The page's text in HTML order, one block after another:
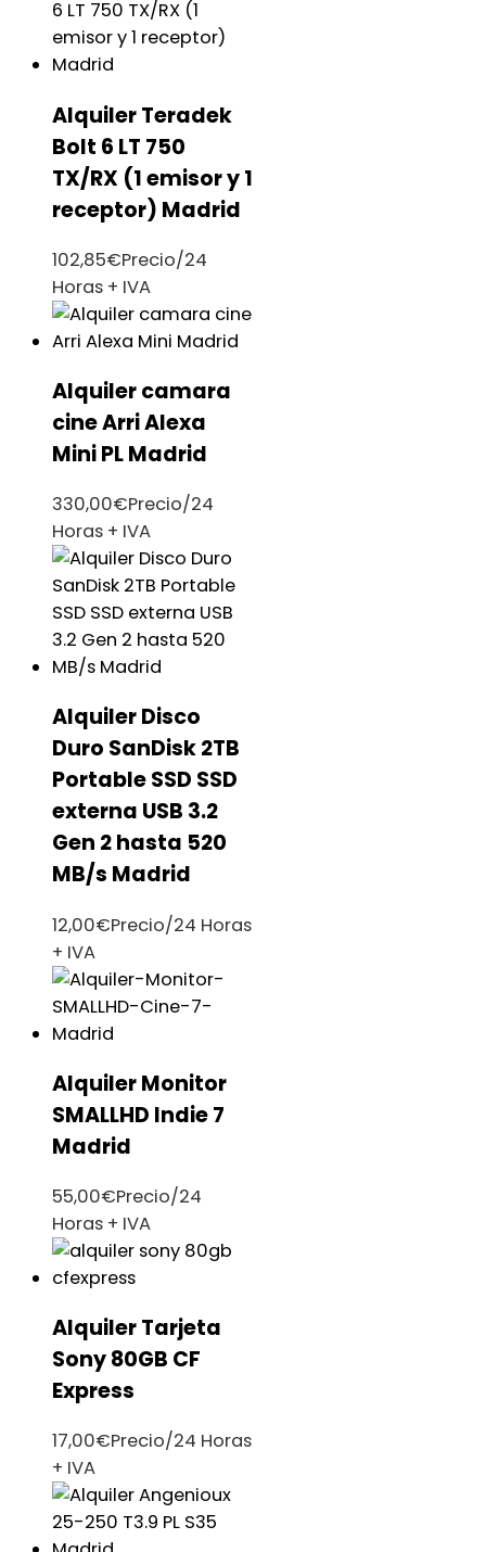
Alquiler Teradek
Bolt 6 LT 750
TX/RX (1 emisor y 1
receptor) Madrid
102,85€Precio/24
Horas + IVA
Alquiler camara
cine Arri Alexa
Mini PL Madrid
330,00€Precio/24
Horas + IVA
Alquiler Disco
Duro SanDisk 2TB
Portable SSD SSD
externa USB 3.2
Gen 2 hasta 520
MB/s Madrid
12,00€Precio/24 Horas
+ IVA
Alquiler Monitor
SMALLHD Indie 7
Madrid
55,00€Precio/24
Horas + IVA
Alquiler Tarjeta
Sony 80GB CF
Express
17,00€Precio/24 Horas
+ IVA